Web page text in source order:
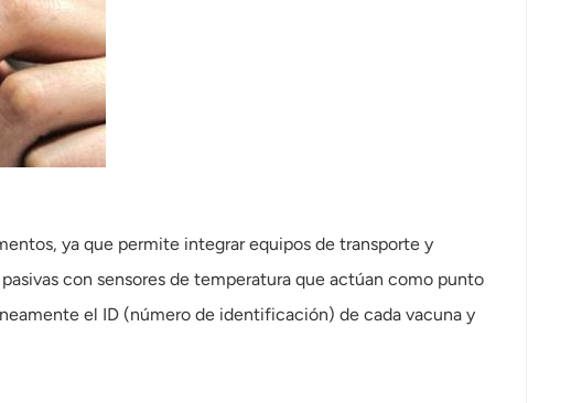
ya que permite integrar equipos de transporte y
con sensores de temperatura que actúan como punto
el ID (número de identificación) de cada vacuna y